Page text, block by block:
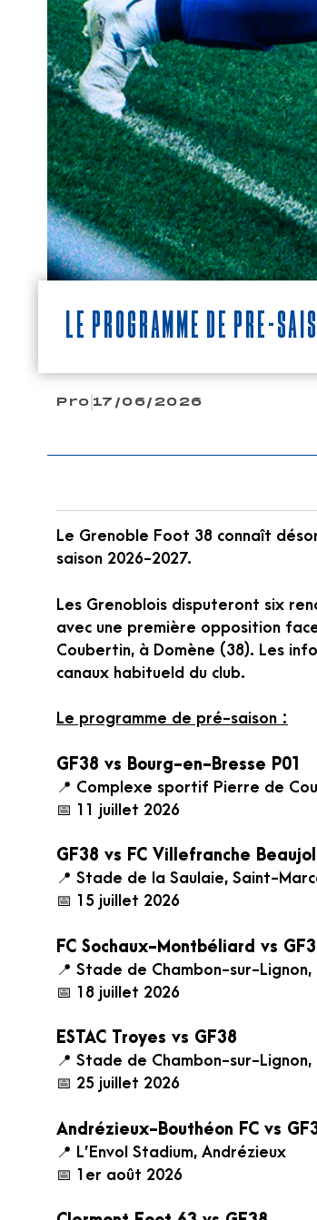
Le programme de pré-
Pro 17/06/2026
Le Grenoble Foot 38 connaît
saison 2026-2027.
Les Grenoblois disputeront six
avec une première opposition
Coubertin, à Domène (38). Les
canaux habitueld du club.
Le programme de pré-saison :
GF38 vs Bourg-en-Bresse P01
📍 Complexe sportif Pierre de
📅 11 juillet 2026
GF38 vs FC Villefranche
📍 Stade de la Saulaie, Saint-
📅 15 juillet 2026
FC Sochaux-Montbéliard vs
📍 Stade de Chambon-sur-Lignon,
📅 18 juillet 2026
ESTAC Troyes vs GF38
📍 Stade de Chambon-sur-Lignon,
📅 25 juillet 2026
Andrézieux-Bouthéon FC vs
📍 L’Envol Stadium, Andrézieux
📅 1er août 2026